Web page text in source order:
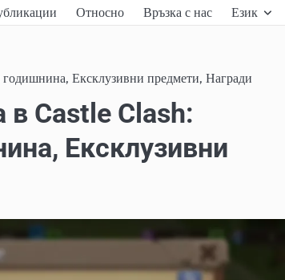
Относно Връзка с нас Език
Ексклузивни предмети, Награди
в Castle Clash:
Ексклузивни